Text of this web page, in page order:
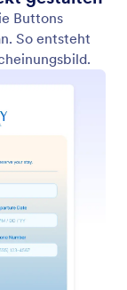
und die